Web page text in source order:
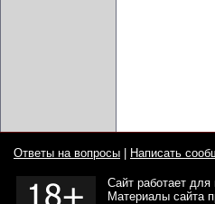
Ответы на вопросы Написать
Сайт работает для
Материалы сайта